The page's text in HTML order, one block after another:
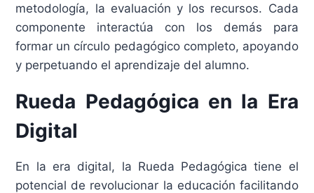
metodología, la evaluación y los recursos. Cada
componente interactúa con los demás para
formar un círculo pedagógico completo, apoyando
y perpetuando el aprendizaje del alumno.
Rueda Pedagógica en la Era
Digital
En la era digital, la Rueda Pedagógica tiene el
potencial de revolucionar la educación facilitando